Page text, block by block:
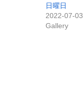
日曜日
2022-07-03
Gallery